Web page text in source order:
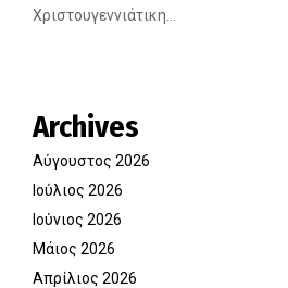
Χριστουγεννιάτικη...
Archives
Αύγουστος 2026
Ιούλιος 2026
Ιούνιος 2026
Μάιος 2026
Απρίλιος 2026